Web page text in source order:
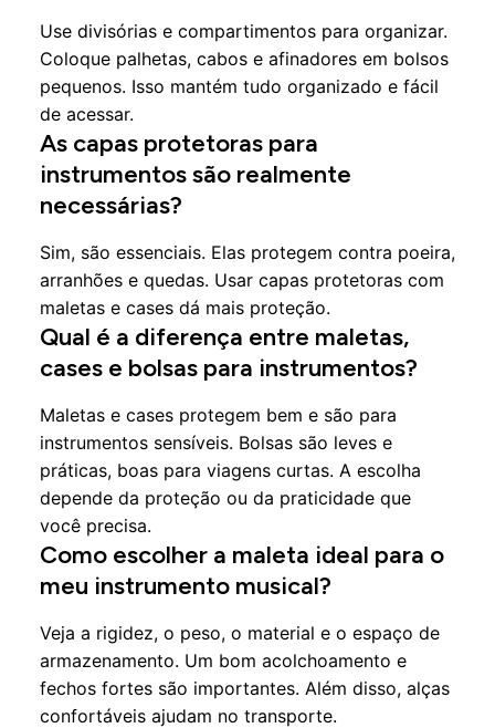
Use divisórias e compartimentos para organizar.
Coloque palhetas, cabos e afinadores em bolsos
pequenos. Isso mantém tudo organizado e fácil
de acessar.
As capas protetoras para
instrumentos são realmente
necessárias?
Sim, são essenciais. Elas protegem contra poeira,
arranhões e quedas. Usar capas protetoras com
maletas e cases dá mais proteção.
Qual é a diferença entre maletas,
cases e bolsas para instrumentos?
Maletas e cases protegem bem e são para
instrumentos sensíveis. Bolsas são leves e
práticas, boas para viagens curtas. A escolha
depende da proteção ou da praticidade que
você precisa.
Como escolher a maleta ideal para o
meu instrumento musical?
Veja a rigidez, o peso, o material e o espaço de
armazenamento. Um bom acolchoamento e
fechos fortes são importantes. Além disso, alças
confortáveis ajudam no transporte.